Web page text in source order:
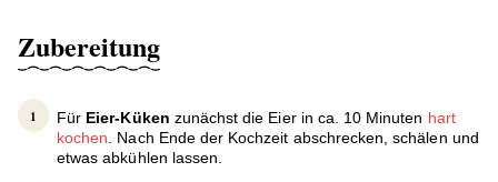
Zubereitung
Für Eier-Küken zunächst die Eier in ca. 10 Minuten hart
kochen. Nach Ende der Kochzeit abschrecken, schälen und
etwas abkühlen lassen.